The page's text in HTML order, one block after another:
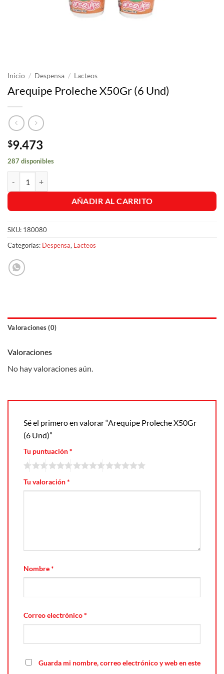
Inicio / Despensa / Lacteos
Arequipe Proleche X50Gr (6 Und)
$9.473
287 disponibles
AÑADIR AL CARRITO
SKU: 180080
Categorías: Despensa, Lacteos
Valoraciones (0)
Valoraciones
No hay valoraciones aún.
Sé el primero en valorar “Arequipe Proleche X50Gr
(6 Und)”
Tu puntuación*
Tu valoración*
Nombre*
Correo electrónico*
Guarda mi nombre, correo electrónico y web en este